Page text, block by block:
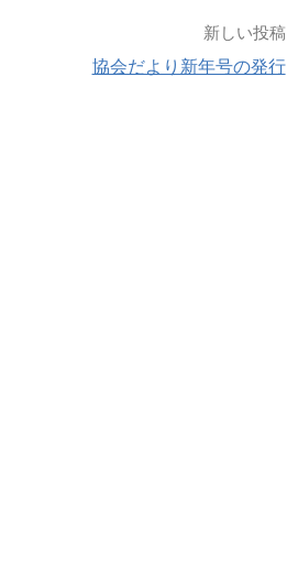
新しい投稿
協会だより新年号の発行